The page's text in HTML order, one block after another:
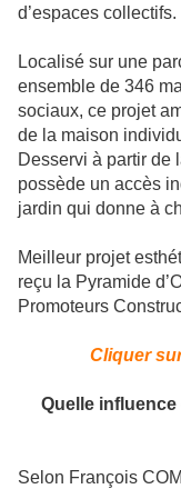
d’espaces collectifs.
Localisé sur une
ensemble de 346
sociaux, ce projet
de la maison
Desservi à partir de
possède un accès
jardin qui donne à
Meilleur projet
reçu la Pyramide
Promoteurs
Cliquer
Quelle influence
Selon François